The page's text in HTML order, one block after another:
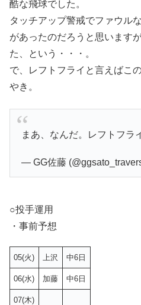
酷な飛球でした。
タッチアップ警戒でファウル
があったのだろうと思います
た、という・・・。
で、レフトフライと言えばこの
やき。
まあ、なんだ。レフトフラ
— GG佐藤
○投手運用
・事前予想
05(火) 上沢 中6日
06(水) 加藤 中6日
07(木)